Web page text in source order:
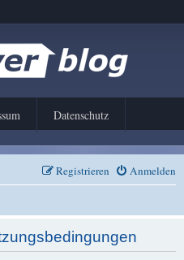
Datenschutz
Anmelden
Registrieren